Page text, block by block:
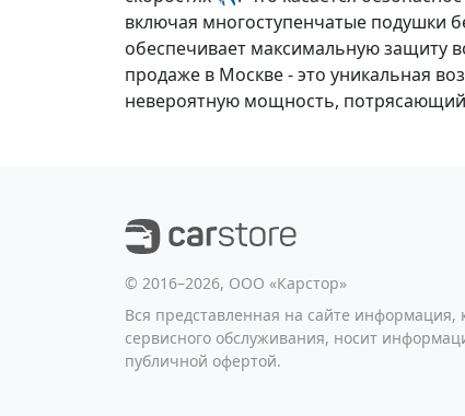
включая многоступенчатые подушки
обеспечивает максимальную защиту
продаже в Москве - это уникальная
невероятную мощность, потрясающий
©️ 2016–2026, ООО «Карстор»
Вся представленная на сайте
сервисного обслуживания, носит
публичной офертой.